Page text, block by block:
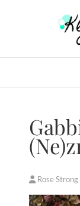
Rose Strong